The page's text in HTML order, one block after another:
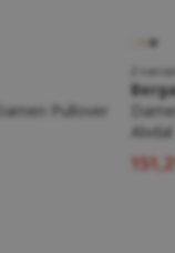
Pullover
2
Alvdal